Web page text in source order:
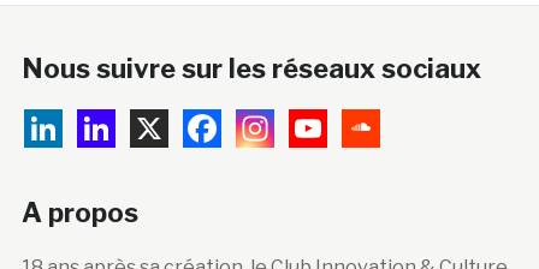
Nous suivre sur les réseaux sociaux
A propos